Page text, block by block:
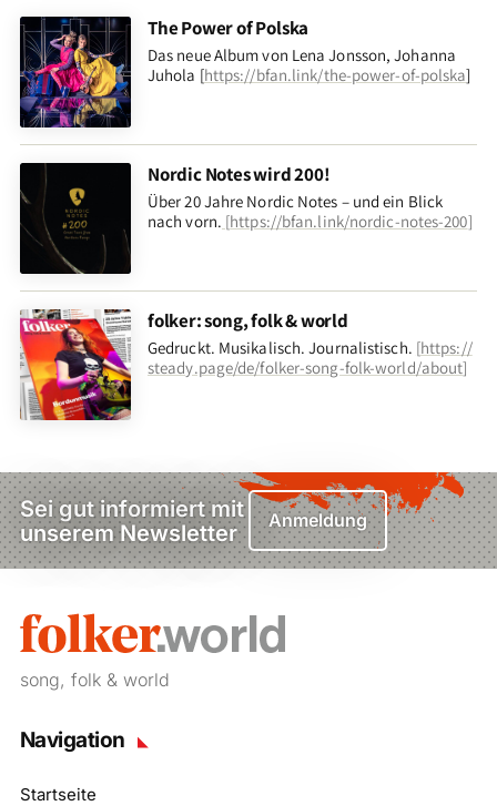
The Power of Polska
Das neue Album von Lena Jonsson, Johanna
Juhola [https://bfan.link/the-power-of-polska]
Nordic Notes wird 200!
Über 20 Jahre Nordic Notes – und ein Blick
nach vorn. [https://bfan.link/nordic-notes-200]
folker: song, folk & world
Gedruckt. Musikalisch. Journalistisch. [https://
steady.page/de/folker-song-folk-world/about]
Sei gut informiert mit
unserem Newsletter
Anmeldung
song, folk & world
Navigation
Startseite